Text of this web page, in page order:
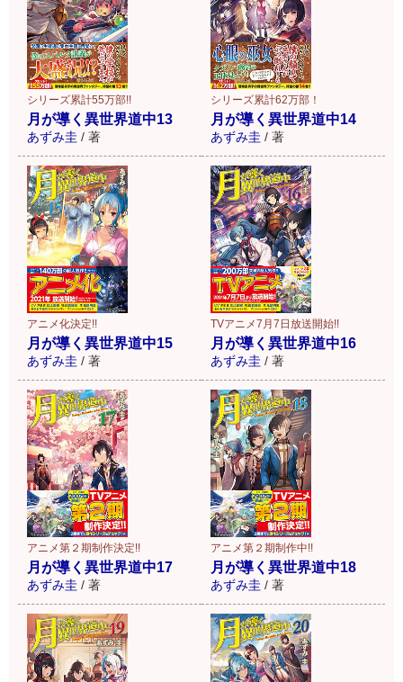
シリーズ累計55万部!!
月が導く異世界道中13
あずみ圭 / 著
シリーズ累計62万部！
月が導く異世界道中14
あずみ圭 / 著
アニメ化決定!!
月が導く異世界道中15
あずみ圭 / 著
TVアニメ7月7日放送開始!!
月が導く異世界道中16
あずみ圭 / 著
アニメ第２期制作決定!!
月が導く異世界道中17
あずみ圭 / 著
アニメ第２期制作中!!
月が導く異世界道中18
あずみ圭 / 著